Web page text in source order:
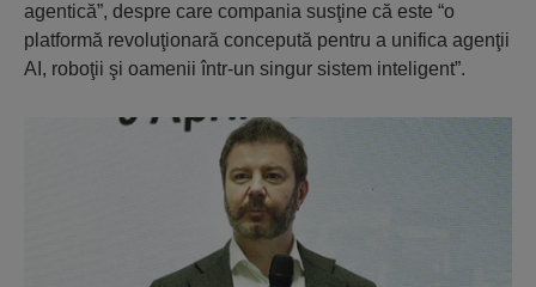
agentică”, despre care compania susţine că este “o
platformă revoluţionară concepută pentru a unifica agenţii
AI, roboţii şi oamenii într-un singur sistem inteligent”.